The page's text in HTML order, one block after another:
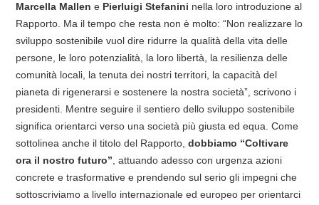
Marcella Mallen e Pierluigi Stefanini nella loro introduzione al
Rapporto. Ma il tempo che resta non è molto: “Non realizzare lo
sviluppo sostenibile vuol dire ridurre la qualità della vita delle
persone, le loro potenzialità, la loro libertà, la resilienza delle
comunità locali, la tenuta dei nostri territori, la capacità del
pianeta di rigenerarsi e sostenere la nostra società”, scrivono i
presidenti. Mentre seguire il sentiero dello sviluppo sostenibile
significa orientarci verso una società più giusta ed equa. Come
sottolinea anche il titolo del Rapporto, dobbiamo “Coltivare
ora il nostro futuro”, attuando adesso con urgenza azioni
concrete e trasformative e prendendo sul serio gli impegni che
sottoscriviamo a livello internazionale ed europeo per orientarci